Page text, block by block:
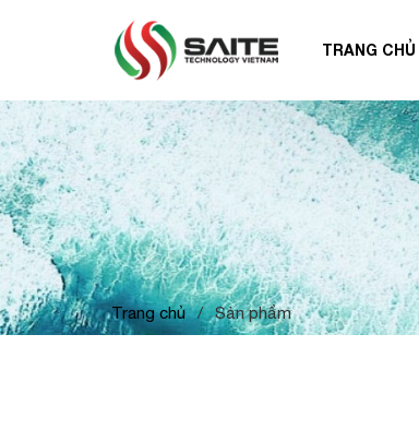
TRANG CHỦ
Trang chủ / Sản phẩm